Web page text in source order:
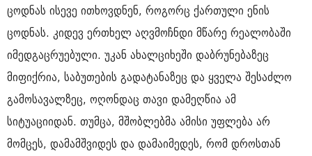
ცოდნას ისევე ითხოვდნენ, როგორც ქართული ენის
ცოდნას. კიდევ ერთხელ აღვმოჩნდი მწარე რეალობაში
იმედგაცრუებული. უკან ახალციხეში დაბრუნებაზეც
მიფიქრია, საბუთების გადატანაზეც და ყველა შესაძლო
გამოსავალზეც, ოღონდაც თავი დამეღწია ამ
სიტუაციიდან. თუმცა, მშობლებმა ამისი უფლება არ
მომცეს, დამამშვიდეს და დამაიმედეს, რომ დროსთან